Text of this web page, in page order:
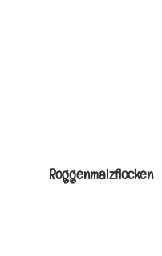
Roggensauerteige können
Roggenmalzflocken